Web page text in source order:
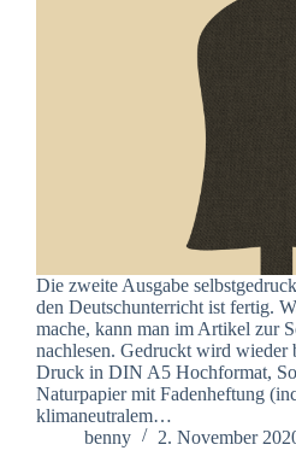
Die zweite Ausgabe
den Deutschunterricht ist fertig.
mache, kann man im Artikel zur
nachlesen. Gedruckt wird wieder
Druck in DIN A5 Hochformat,
Naturpapier mit Fadenheftung
klimaneutralem…
benny
2. November